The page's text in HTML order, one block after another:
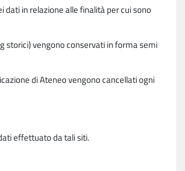
in relazione alle finalità per cui sono
storici) vengono conservati in forma semi
di Ateneo vengono cancellati ogni
effettuato da tali siti.